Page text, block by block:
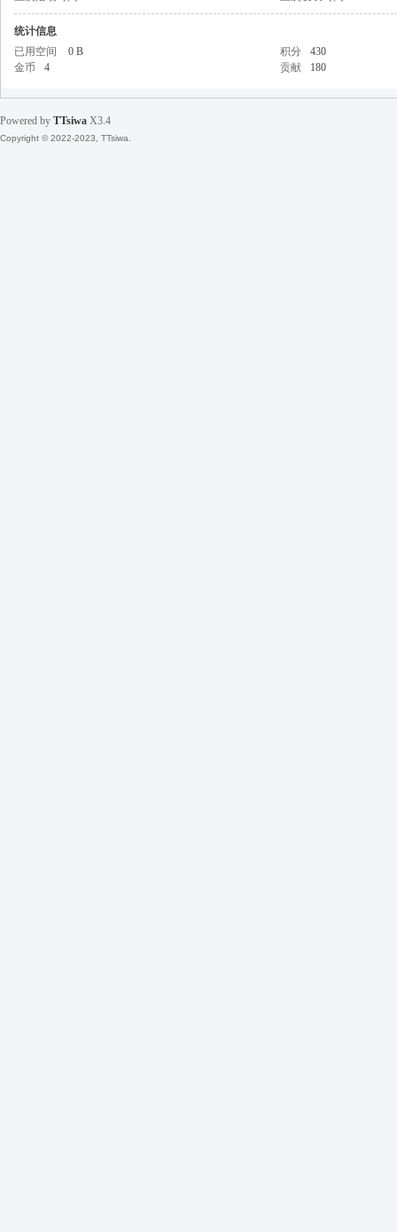
丝
统计信息
已用空间
0 B 积分
430
金币
4 贡献 180
Powered by TTsiwa X3.4
Copyright © 2022-2023, TTsiwa.